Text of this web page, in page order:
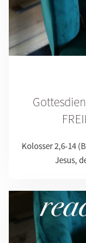
Kolosser 2,6-14
Jesus,